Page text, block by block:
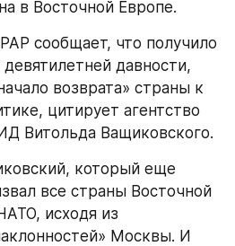
в Восточной Европе.
сообщает, что получило
давности,
возврата» страны к
цитирует агентство
Витольда Ващиковского.
который еще
все страны Восточной
исходя из
Москвы. И